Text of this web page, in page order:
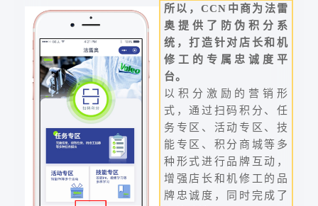
所以，CCN中商为法雷
奥提供了防伪积分系
统，打造针对店长和机
修工的专属忠诚度平
台。
以积分激励的营销形
式，通过扫码积分、任
务专区、活动专区、技
能专区、积分商城等多
种形式进行品牌互动，
增强店长和机修工的品
牌忠诚度，同时完成了